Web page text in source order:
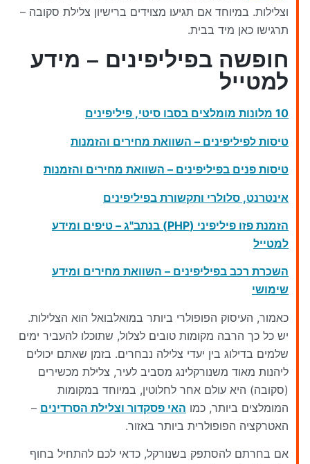
וצלילות. במיוחד אם תגיעו מצוידים ברישיון צלילת סקובה –
תרגישו כאן מיד בבית.
חופשה בפיליפינים – מידע
למטייל
10 מלונות מומלצים בסבו סיטי, פיליפינים
טיסות לפיליפינים – השוואת מחירים והזמנות
טיסות פנים בפיליפינים – השוואת מחירים והזמנות
אינטרנט, סלולרי ותקשורת בפיליפינים
הזמנת פזו פיליפיני (PHP) בנתב"ג – טיפים ומידע
למטייל
השכרת רכב בפיליפינים – השוואת מחירים ומידע
שימושי
כאמור, העיסוק הפופולרי ביותר במואלבואל הוא הצלילות.
יש כל כך הרבה מקומות טובים לצלול, שתוכלו להעביר ימים
שלמים בדילוג בין יעדי צלילה נבחרים. בזמן שאתם יכולים
ליהנות מאוד משנורקלינג מסביב לעיר, צלילת מכשירים
(סקובה) היא עולם אחר לחלוטין, במיוחד במקומות
המומלצים ביותר, כמו האי פסקדור וצלילת הסרדינים –
האטרקציה הפופולרית ביותר באזור.
אם בחרתם להסתפק בשנורקל, כדאי לכם להתחיל בחוף